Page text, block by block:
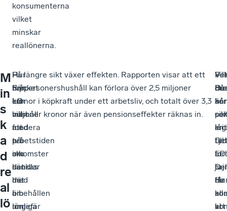
konsumenterna
vilket
minskar
reallönerna.
M
in
s
k
a
d
re
al
lö
Hur
mycket
LO
vill
att
arbetstiden
ska
sänkas
med
bibehållen
lön
–
För
ett
hushåll
med
två
inkomster
handlar
det
om
ungefär
–
Sen
kan
man
fundera
på
om
det
här
är
rimliga
På längre sikt växer effekten. Rapporten visar att ett
tvåpersonershushåll kan förlora över 2,5 miljoner
kronor i köpkraft under ett arbetsliv, och totalt över 3,3
miljoner kronor när även pensionseffekter räknas in.
–
På
är
ju
de
–
är
en
får
vi
är
till
att